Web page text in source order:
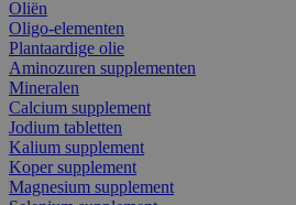
Oliën
Oligo-elementen
Plantaardige olie
Aminozuren supplementen
Mineralen
Calcium supplement
Jodium tabletten
Kalium supplement
Koper supplement
Magnesium supplement